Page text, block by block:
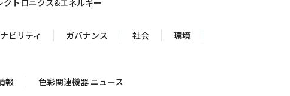
ビリティ ガバナンス 社会
環境
報 色彩関連機器 ニュース